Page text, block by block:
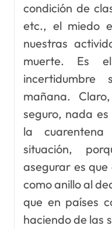
condición de
etc., el miedo
nuestras
muerte. Es
mañana.
seguro, nada
la
situación,
asegurar es
como anillo al
que en países
haciendo de las